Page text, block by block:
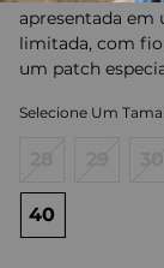
apresentada em
limitada, com
um patch
40